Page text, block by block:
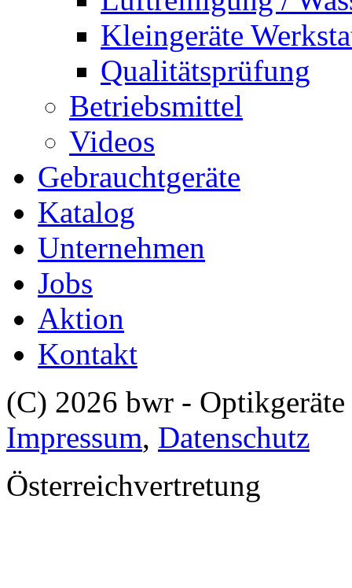
Kleingeräte
Qualitätsprüfung
Betriebsmittel
Videos
Gebrauchtgeräte
Katalog
Unternehmen
Jobs
Aktion
Kontakt
(C) 2026 bwr -
Impressum, Datenschutz
Österreichvertretung